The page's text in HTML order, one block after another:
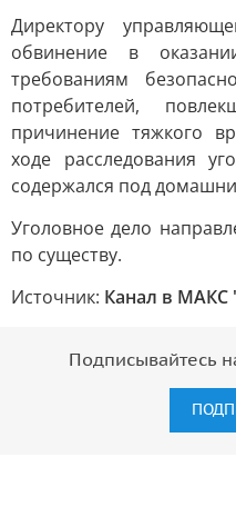
Директору
обвинение в
требованиям
потребителей,
причинение тяжкого
ходе расследования
содержался под
Уголовное дело
по существу.
Источник: Канал в МАКС
Подписывайтесь